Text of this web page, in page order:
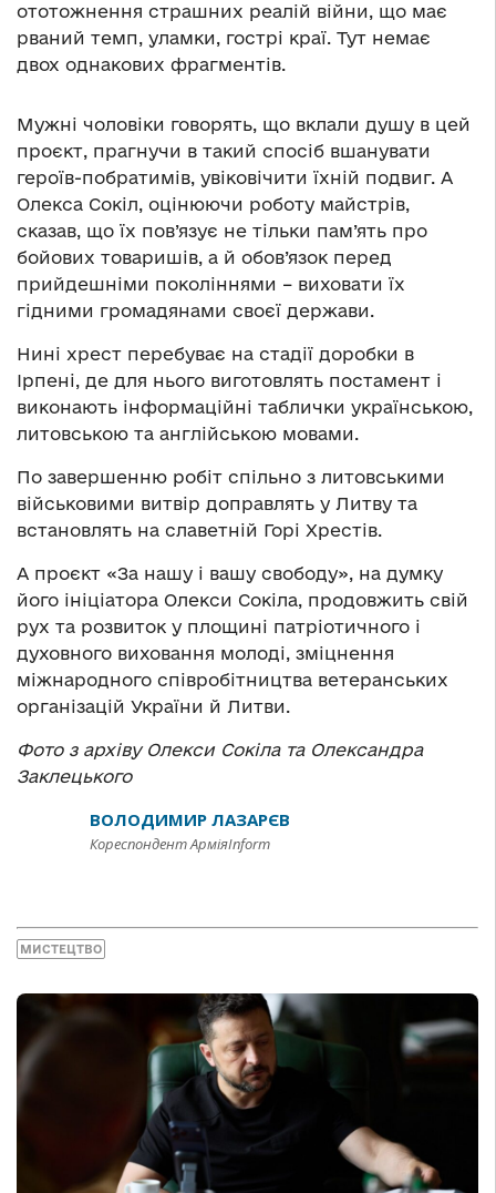
ототожнення страшних реалій війни, що має
рваний темп, уламки, гострі краї. Тут немає
двох однакових фрагментів.
Мужні чоловіки говорять, що вклали душу в цей
проєкт, прагнучи в такий спосіб вшанувати
героїв-побратимів, увіковічити їхній подвиг. А
Олекса Сокіл, оцінюючи роботу майстрів,
сказав, що їх пов’язує не тільки пам’ять про
бойових товаришів, а й обов’язок перед
прийдешніми поколіннями – виховати їх
гідними громадянами своєї держави.
Нині хрест перебуває на стадії доробки в
Ірпені, де для нього виготовлять постамент і
виконають інформаційні таблички українською,
литовською та англійською мовами.
По завершенню робіт спільно з литовськими
військовими витвір доправлять у Литву та
встановлять на славетній Горі Хрестів.
А проєкт «За нашу і вашу свободу», на думку
його ініціатора Олекси Сокіла, продовжить свій
рух та розвиток у площині патріотичного і
духовного виховання молоді, зміцнення
міжнародного співробітництва ветеранських
організацій України й Литви.
Фото з архіву Олекси Сокіла та Олександра
Заклецького
ВОЛОДИМИР ЛАЗАРЄВ
Кореспондент АрміяInform
МИСТЕЦТВО